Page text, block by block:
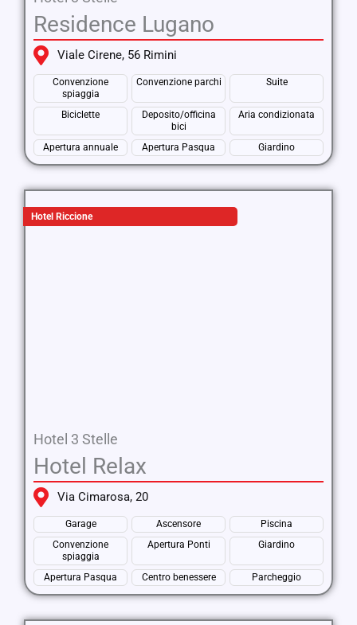
Residence Lugano
Viale Cirene, 56 Rimini
Convenzione
spiaggia
Convenzione parchi Suite
Biciclette
Deposito/officina
bici
Aria condizionata
Apertura annuale Apertura Pasqua Giardino
Hotel Riccione
Hotel 3 Stelle
Hotel Relax
Via Cimarosa, 20
Garage Ascensore
Piscina
Convenzione
spiaggia
Apertura Ponti Giardino
Apertura Pasqua Centro benessere Parcheggio